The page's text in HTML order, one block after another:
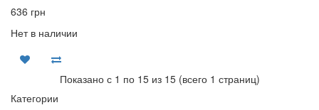
636 грн
Нет в наличии
Показано с 1 по 15 из 15 (всего 1 страниц)
Категории